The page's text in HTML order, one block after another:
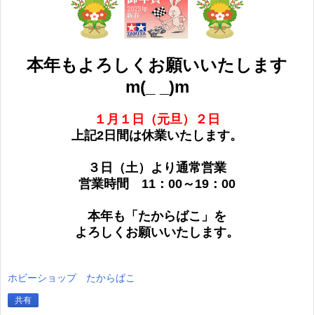
本年もよろしくお願いいたします
m(_ _)m
１月１日（元旦）２日
上記2日間は休業いたします。
３日（土）より通常営業
営業時間 11：00～19：00
本年も「たからばこ」を
よろしくお願いいたします。
ホビーショップ たからばこ
共有